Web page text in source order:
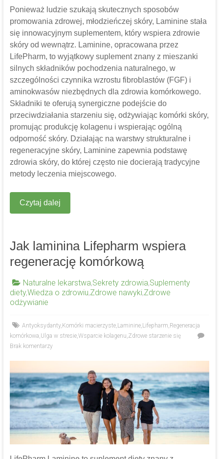
Ponieważ ludzie szukają skutecznych sposobów
promowania zdrowej, młodzieńczej skóry, Laminine stała
się innowacyjnym suplementem, który wspiera zdrowie
skóry od wewnątrz. Laminine, opracowana przez
LifePharm, to wyjątkowy suplement znany z mieszanki
silnych składników pochodzenia naturalnego, w
szczególności czynnika wzrostu fibroblastów (FGF) i
aminokwasów niezbędnych dla zdrowia komórkowego.
Składniki te oferują synergiczne podejście do
przeciwdziałania starzeniu się, odżywiając komórki skóry,
promując produkcję kolagenu i wspierając ogólną
odporność skóry. Działając na warstwy strukturalne i
regeneracyjne skóry, Laminine zapewnia podstawę
zdrowia skóry, do której często nie docierają tradycyjne
metody leczenia miejscowego.
Czytaj dalej
Jak laminina Lifepharm wspiera
regenerację komórkową
Naturalne lekarstwa,Sekrety zdrowia,Suplementy
diety,Wiedza o zdrowiu,Zdrowe nawyki,Zdrowe
odżywianie
Antyoksydanty, Komórki macierzyste, Laminine, Lifepharm, Regeneracja
komórkowa,Ulga w stresie,Wsparcie kolagenu,Zdrowe starzenie się
Brak komentarzy